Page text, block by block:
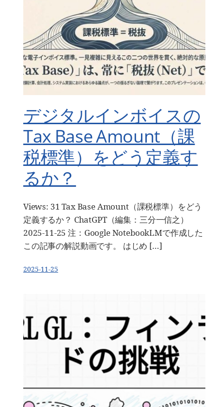
デジタルインボイスの
Tax Base Amount（課
税標準）をどう定義す
るか？
Views: 31 Tax Base Amount（課税標準）をどう
定義するか？ ChatGPT（編集：三分一信之）
2025-11-25 注：Google NotebookLMで作成した
この記事の解説動画です。 はじめ […]
2025-11-25